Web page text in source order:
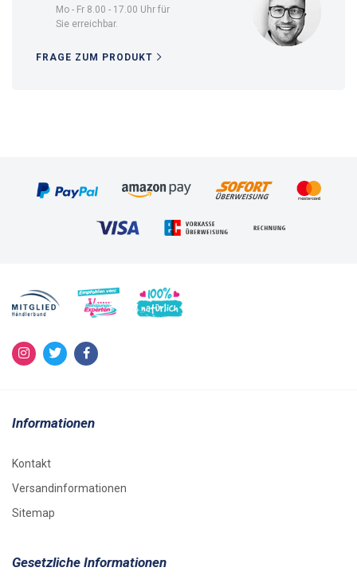
Mo - Fr 8.00 - 17.00 Uhr für
Sie erreichbar.
FRAGE ZUM PRODUKT
Informationen
Kontakt
Versandinformationen
Sitemap
Gesetzliche Informationen